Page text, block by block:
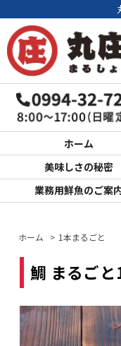
ホーム
美味しさの秘密
業務用鮮魚のご案
ホーム > 1本まるごと
鯛 まるごと